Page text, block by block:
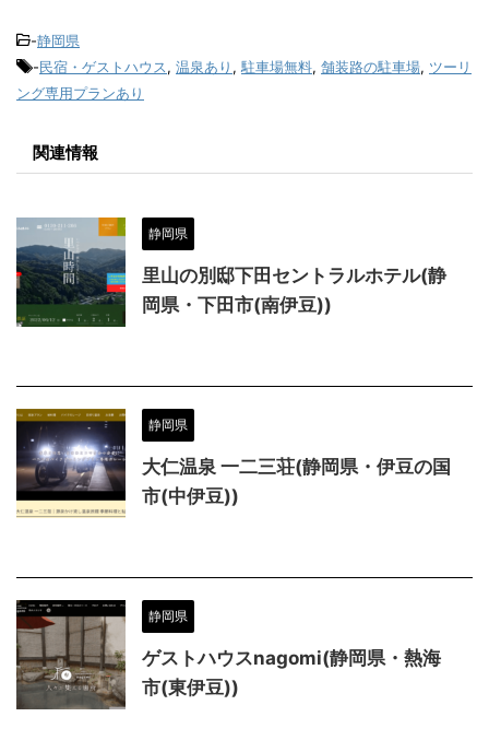
-静岡県
-民宿・ゲストハウス, 温泉あり , 駐車場無料, 舗装路の駐車場, ツーリ
ング専用プランあり
関連情報
静岡県
里山の別邸下田セントラルホテル(静
岡県・下田市(南伊豆))
静岡県
大仁温泉 一二三荘(静岡県・伊豆の国
市(中伊豆))
静岡県
ゲストハウスnagomi(静岡県・熱海
市(東伊豆))